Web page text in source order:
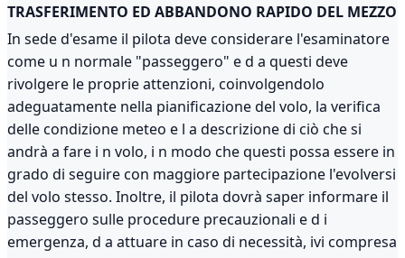
TRASFERIMENTO ED ABBANDONO RAPIDO DEL MEZZO
In sede d'esame il pilota deve considerare l'esaminatore
come u n normale "passeggero" e d a questi deve
rivolgere le proprie attenzioni, coinvolgendolo
adeguatamente nella pianificazione del volo, la verifica
delle condizione meteo e l a descrizione di ciò che si
andrà a fare i n volo, i n modo che questi possa essere in
grado di seguire con maggiore partecipazione l'evolversi
del volo stesso. Inoltre, il pilota dovrà saper informare il
passeggero sulle procedure precauzionali e d i
emergenza, d a attuare in caso di necessità, ivi compresa